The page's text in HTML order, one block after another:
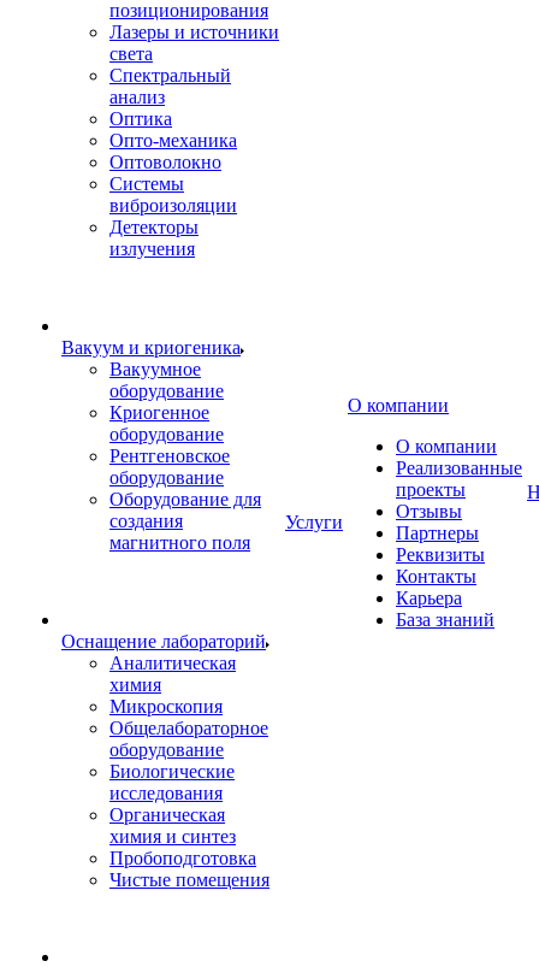
позиционирования
Лазеры и источники
света
Спектральный
анализ
Оптика
Опто-механика
Оптоволокно
Системы
виброизоляции
Детекторы
излучения
Вакуум и криогеника
Вакуумное
оборудование
Криогенное
оборудование
Рентгеновское
оборудование
Оборудование для
создания
магнитного поля
Оснащение лабораторий
Аналитическая
химия
Микроскопия
Общелабораторное
оборудование
Биологические
исследования
Органическая
химия и синтез
Пробоподготовка
Чистые помещения
Услуги
О компании
О компании
Реализованные
проекты
Отзывы
Партнеры
Реквизиты
Контакты
Карьера
База знаний